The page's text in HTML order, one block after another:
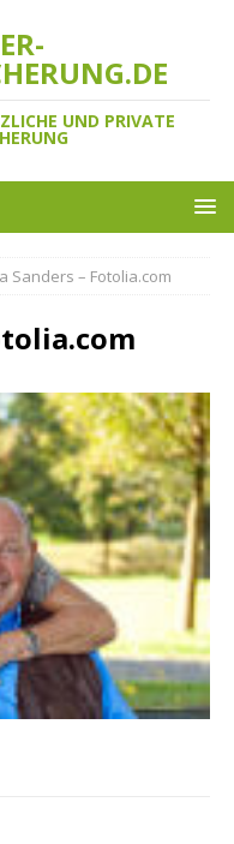
UND PRIVATE
Sanders – Fotolia.com